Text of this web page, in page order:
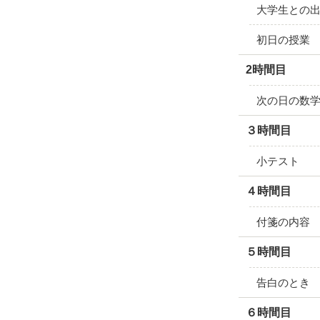
大学生との
初日の授業
2時間目
次の日の数学
３時間目
小テスト
４時間目
付箋の内容
５時間目
告白のとき
６時間目